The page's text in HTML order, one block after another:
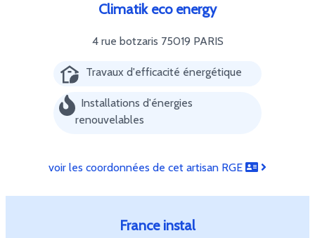
Climatik eco energy
4 rue botzaris 75019 PARIS
Travaux d'efficacité énergétique
Installations d'énergies
renouvelables
voir les coordonnées de cet artisan RGE
France instal